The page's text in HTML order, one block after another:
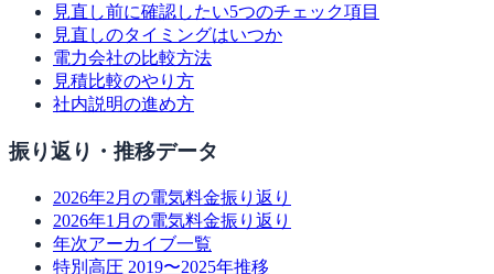
見直し前に確認したい5つのチェック項目
見直しのタイミングはいつか
電力会社の比較方法
見積比較のやり方
社内説明の進め方
振り返り・推移データ
2026年2月の電気料金振り返り
2026年1月の電気料金振り返り
年次アーカイブ一覧
特別高圧 2019〜2025年推移